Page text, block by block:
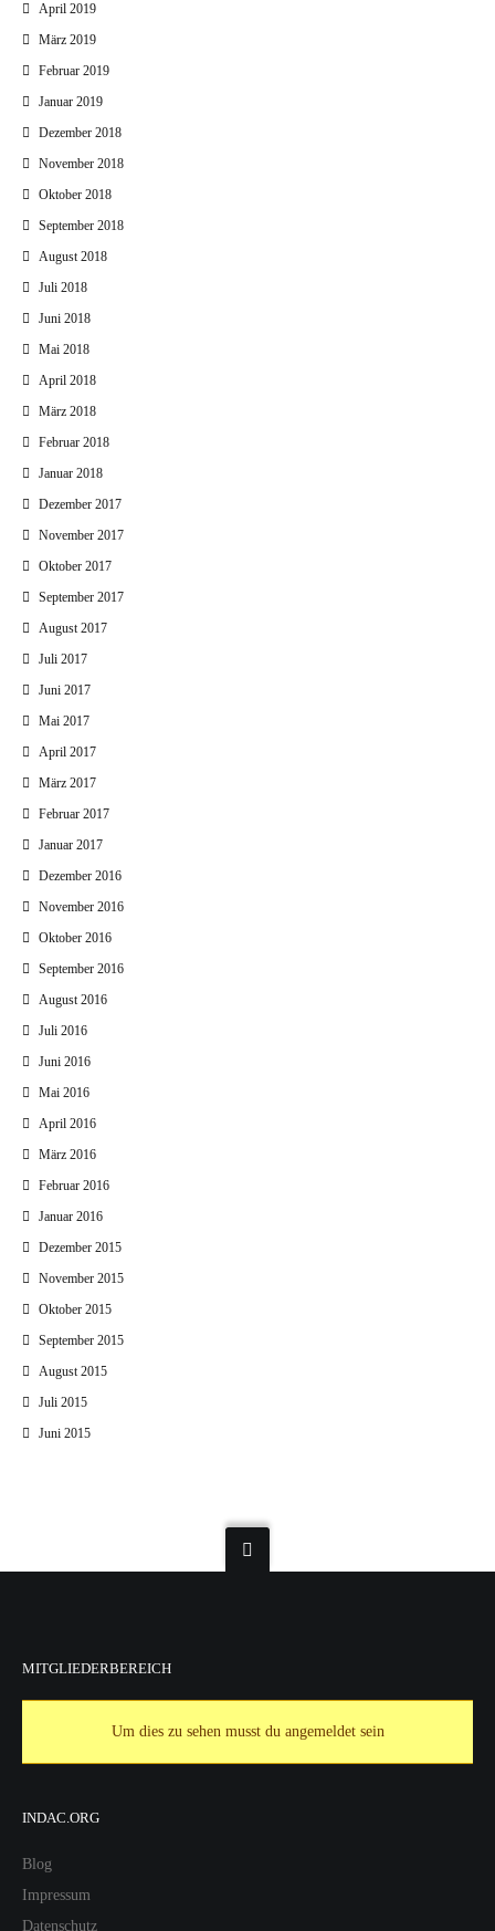
April 2019
März 2019
Februar 2019
Januar 2019
Dezember 2018
November 2018
Oktober 2018
September 2018
August 2018
Juli 2018
Juni 2018
Mai 2018
April 2018
März 2018
Februar 2018
Januar 2018
Dezember 2017
November 2017
Oktober 2017
September 2017
August 2017
Juli 2017
Juni 2017
Mai 2017
April 2017
März 2017
Februar 2017
Januar 2017
Dezember 2016
November 2016
Oktober 2016
September 2016
August 2016
Juli 2016
Juni 2016
Mai 2016
April 2016
März 2016
Februar 2016
Januar 2016
Dezember 2015
November 2015
Oktober 2015
September 2015
August 2015
Juli 2015
Juni 2015
MITGLIEDERBEREICH
Um dies zu sehen musst du angemeldet sein
INDAC.ORG
Blog
Impressum
Datenschutz